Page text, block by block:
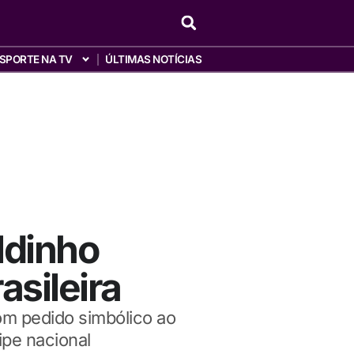
NA TV ÚLTIMAS NOTÍCIAS
pedido simbólico ao
nacional